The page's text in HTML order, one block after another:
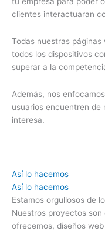
clientes interactuaran
Todas nuestras páginas
todos los dispositivos
superar a la
Además, nos
usuarios encuentren de
interesa.
Así lo hacemos
Así lo hacemos
Estamos orgullosos de
Nuestros proyectos son
ofrecemos, diseños